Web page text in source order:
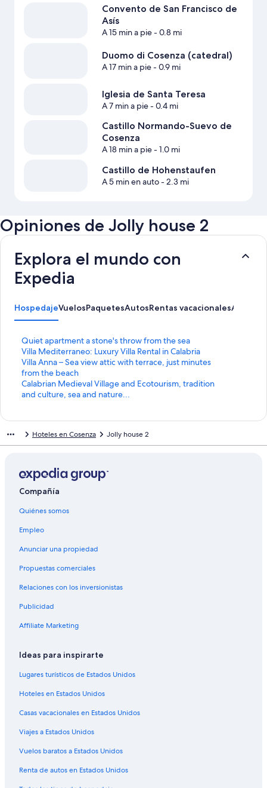
Convento de San Francisco de
Asís
A 15 min a pie- 0.8 mi
Duomo di Cosenza (catedral)
A 17 min a pie- 0.9 mi
Iglesia de Santa Teresa
A 7 min a pie- 0.4 mi
Castillo Normando-Suevo de
Cosenza
A 18 min a pie- 1.0 mi
Castillo de Hohenstaufen
A 5 min en auto- 2.3 mi
Opiniones de Jolly house 2
Explora el mundo con
Expedia
HospedajeVuelosPaquetesAutosRentas vacacionales
Quiet apartment a stone's throw from the sea
E
n
l
a
c
e
a
r
i
r
a
á
g
n
d
Q
i
t
p
r
m
e
n
t
s
Villa Mediterraneo: Luxury Villa Rental in Calabria
E
n
l
a
c
a
b
r
i
l
p
á
g
i
a
e
i
l
M
d
t
e
r
r
n
Villa Anna – Sea view attic with terrace, just minutes
from the beach
E
n
l
a
r
a
b
r
r
a
p
á
g
n
d
V
l
a
n
a
–
S
e
v
Calabrian Medieval Village and Ecotourism, tradition
and culture, sea and nature...
E
n
e
p
r
a
a
r
r
l
a
p
g
n
d
C
l
b
i
a
n
M
d
Hoteles en Cosenza Jolly house 2
Compañía
Quiénes somos
Empleo
Anunciar una propiedad
Propuestas comerciales
Relaciones con los inversionistas
Publicidad
Affiliate Marketing
Ideas para inspirarte
Lugares turísticos de Estados Unidos
Hoteles en Estados Unidos
Casas vacacionales en Estados Unidos
Viajes a Estados Unidos
Vuelos baratos a Estados Unidos
Renta de autos en Estados Unidos